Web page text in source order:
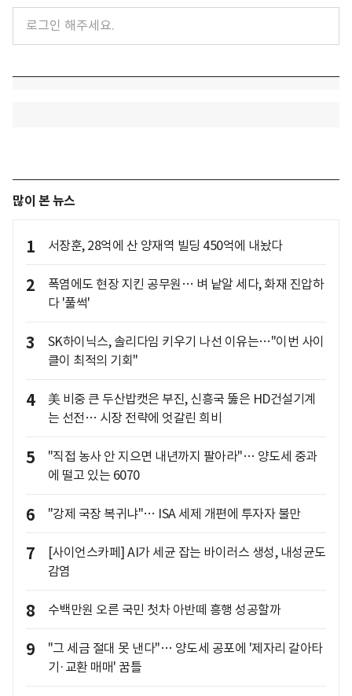
많이 본 뉴스
1 서장훈, 28억에 산 양재역 빌딩 450억에 내놨다
2
폭염에도 현장 지킨 공무원… 벼 낱알 세다, 화재 진압하
다 '풀썩'
3
SK하이닉스, 솔리다임 키우기 나선 이유는…"이번 사이
클이 최적의 기회"
4
美 비중 큰 두산밥캣은 부진, 신흥국 뚫은 HD건설기계
는 선전… 시장 전략에 엇갈린 희비
5
"직접 농사 안 지으면 내년까지 팔아라"… 양도세 중과
에 떨고 있는 6070
6 "강제 국장 복귀냐"… ISA 세제 개편에 투자자 불만
7
[사이언스카페] AI가 세균 잡는 바이러스 생성, 내성균도
감염
8 수백만원 오른 국민 첫차 아반떼 흥행 성공할까
9
"그 세금 절대 못 낸다"… 양도세 공포에 '제자리 갈아타
기·교환 매매' 꿈틀